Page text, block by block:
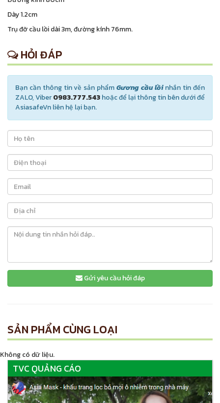
Dày 1.2cm
Trụ đỡ cầu lồi dài 3m, đường kính 76mm.
HỎI ĐÁP
Bạn cần thông tin về sản phẩmGương cầu lồinhắn tin đến
ZALO, Viber0983.777.543hoặc để lại thông tin bên dưới để
AsiasafeVn liên hệ lại bạn.
Gửi yêu cầu hỏi đáp
SẢN PHẨM CÙNG LOẠI
Không có dữ liệu.
TVC QUẢNG CÁO